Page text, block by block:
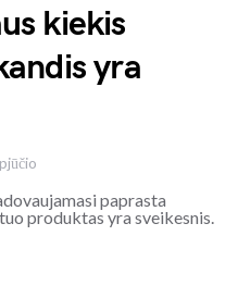
kiekis
yra
paprasta
produktas yra sveikesnis.